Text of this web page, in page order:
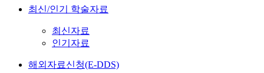
최신/인기 학술자료
최신자료
인기자료
해외자료신청(E-DDS)